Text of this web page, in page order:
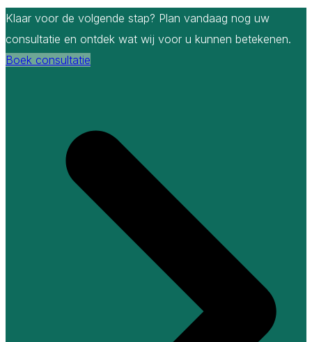
Klaar voor de volgende stap? Plan vandaag nog uw
consultatie en ontdek wat wij voor u kunnen betekenen.
Boek consultatie